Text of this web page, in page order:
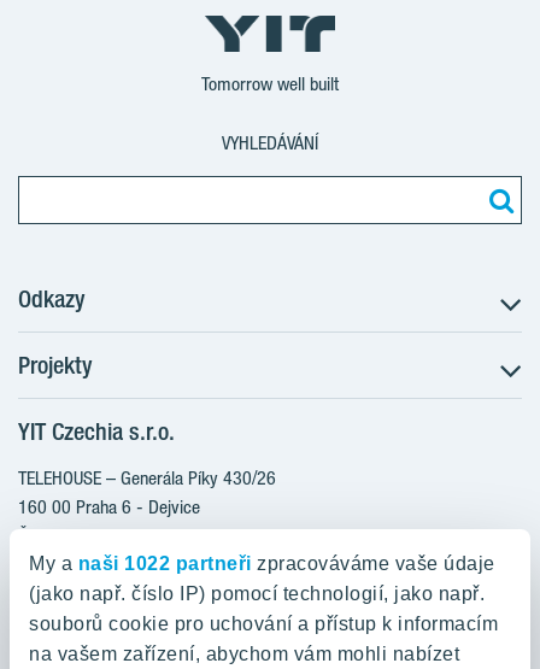
My a naši 1022 partneři zpracováváme vaše údaje
(jako např. číslo IP) pomocí technologií, jako např.
souborů cookie pro uchování a přístup k informacím
na vašem zařízení, abychom vám mohli nabízet
Tomorrow well built
VYHLEDÁVÁNÍ
Odkazy
Postup koupě
Klientské změny
Aktuality
Blog
Kariéra
O nás
YIT PLUS
Projekty
RANTA Barrandov III
RANTA Barrandov IV
TOIVO Roztyly II
KALEVALA
VIRTA Kladno
KATTILA Kamýk
YIT Czechia s.r.o.
TELEHOUSE – Generála Píky 430/26
160 00 Praha 6 - Dejvice
Česká republika
800 200 666
domov@yit.cz